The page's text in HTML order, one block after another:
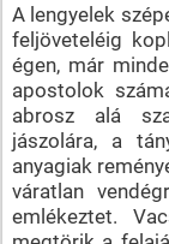
A lengyelek
feljöveteléig
égen, már
apostolok
abrosz alá
jászolára, a
anyagiak
váratlan
emlékeztet.